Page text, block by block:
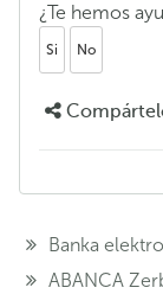
¿Te hemos
Si No
Banka
ABANCA